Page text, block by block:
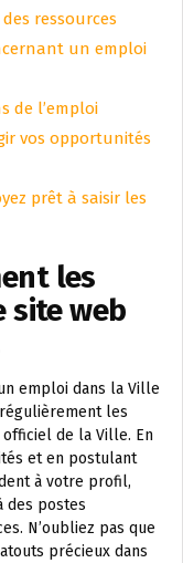
ressources
un emploi
de l’emploi
vos opportunités
prêt à saisir les
les
site web
emploi dans la Ville
les
de la Ville. En
et en postulant
à votre profil,
des postes
N’oubliez pas que
précieux dans